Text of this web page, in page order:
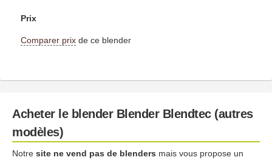
Prix
Comparer prixde ce blender
Acheter le blender Blender Blendtec (autres
modèles)
Notre site ne vend pas de blenders mais vous propose un